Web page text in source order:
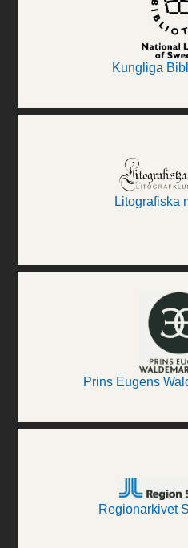
Kungliga
Litografiska
Prins Eugens
Regionarkivet